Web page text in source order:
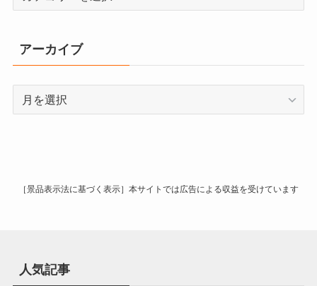
リ
ー
アーカイブ
［景品表示法に基づく表示］本サイトでは広告による収益を受けています
人気記事